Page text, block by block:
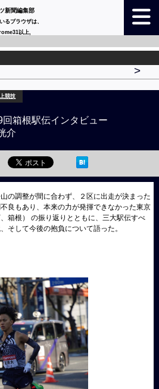
新聞編集部
ブラウザは、
以上,
>
競技
回箱根駅伝インタビュー
介
の調整が間に合わず、２区に出走が決まった
良もあり、本来の力が発揮できなかった東京
箱根） の振り返りとともに、三大駅伝すべ
そして今後の抱負について語った。